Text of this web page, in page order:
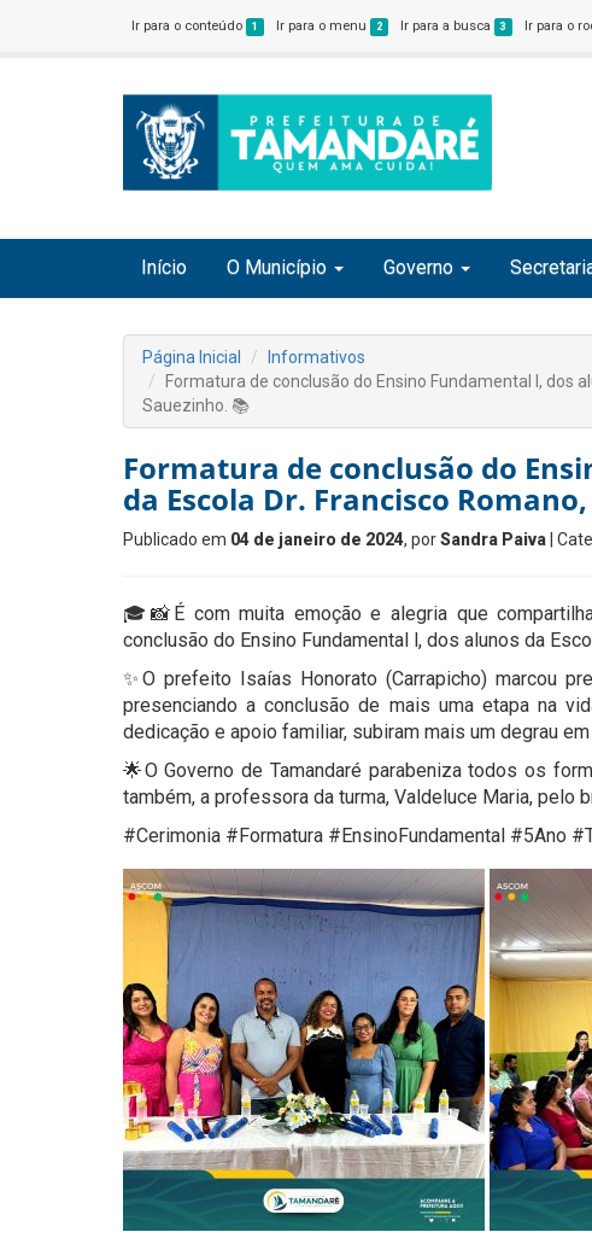
Ir para o conteúdo 1 Ir para o menu 2 Ir para a busca 3 Ir para o
Início O Município Governo
Página Inicial
Informativos
Formatura de conclusão do Ensino Fundamental l, dos
Sauezinho. 📚
Formatura de conclusão do
da Escola Dr. Francisco
Publicado em 04 de janeiro de 2024, porSandra Paiva |
🎓📸É com muita emoção e alegria que
conclusão do Ensino Fundamental l, dos alunos da
✨O prefeito Isaías Honorato (Carrapicho) marcou
presenciando a conclusão de mais uma etapa na
dedicação e apoio familiar, subiram mais um degrau
🌟O Governo de Tamandaré parabeniza todos os
também, a professora da turma, Valdeluce Maria, pelo
#Cerimonia #Formatura #EnsinoFundamental #5Ano